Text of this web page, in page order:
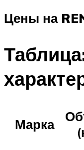
Цены на
Марка